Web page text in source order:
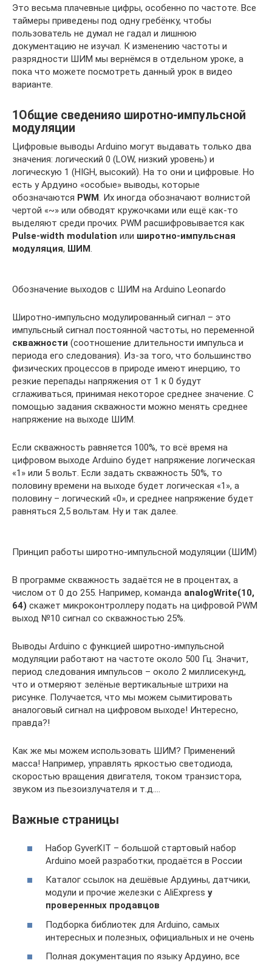
Это весьма плачевные цифры, особенно по частоте. Все
таймеры приведены под одну гребёнку, чтобы
пользователь не думал не гадал и лишнюю
документацию не изучал. К изменению частоты и
разрядности ШИМ мы вернёмся в отдельном уроке, а
пока что можете посмотреть данный урок в видео
варианте.
1Общие сведенияо широтно-импульсной
модуляции
Цифровые выводы Arduino могут выдавать только два
значения: логический 0 (LOW, низкий уровень) и
логическую 1 (HIGH, высокий). На то они и цифровые. Но
есть у Ардуино «особые» выводы, которые
обозначаются PWM. Их иногда обозначают волнистой
чертой «~» или обводят кружочками или ещё как-то
выделяют среди прочих. PWM расшифровывается как
Pulse-width modulation или широтно-импульсная
модуляция, ШИМ.
Обозначение выходов с ШИМ на Arduino Leonardo
Широтно-импульсно модулированный сигнал – это
импульсный сигнал постоянной частоты, но переменной
скважности (соотношение длительности импульса и
периода его следования). Из-за того, что большинство
физических процессов в природе имеют инерцию, то
резкие перепады напряжения от 1 к 0 будут
сглаживаться, принимая некоторое среднее значение. С
помощью задания скважности можно менять среднее
напряжение на выходе ШИМ.
Если скважность равняется 100%, то всё время на
цифровом выходе Arduino будет напряжение логическая
«1» или 5 вольт. Если задать скважность 50%, то
половину времени на выходе будет логическая «1», а
половину – логический «0», и среднее напряжение будет
равняться 2,5 вольтам. Ну и так далее.
Принцип работы широтно-импульсной модуляции (ШИМ)
В программе скважность задаётся не в процентах, а
числом от 0 до 255. Например, команда analogWrite(10,
64) скажет микроконтроллеру подать на цифровой PWM
выход №10 сигнал со скважностью 25%.
Выводы Arduino с функцией широтно-импульсной
модуляции работают на частоте около 500 Гц. Значит,
период следования импульсов – около 2 миллисекунд,
что и отмеряют зелёные вертикальные штрихи на
рисунке. Получается, что мы можем сымитировать
аналоговый сигнал на цифровом выходе! Интересно,
правда?!
Как же мы можем использовать ШИМ? Применений
масса! Например, управлять яркостью светодиода,
скоростью вращения двигателя, током транзистора,
звуком из пьезоизлучателя и т.д.…
Важные страницы
Набор GyverKIT – большой стартовый набор
Arduino моей разработки, продаётся в России
Каталог ссылок на дешёвые Ардуины, датчики,
модули и прочие железки с AliExpress у
проверенных продавцов
Подборка библиотек для Arduino, самых
интересных и полезных, официальных и не очень
Полная документация по языку Ардуино, все